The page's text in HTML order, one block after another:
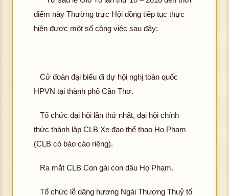
điểm này Thường trực Hội đồng tiếp tục thực
hiện được một số công việc sau đây:
Cử đoàn đại biểu đi dự hội nghị toàn quốc
HPVN tại thành phố Cần Thơ.
Tổ chức đại hội lần thứ nhất, đại hội chính
thức thành lập CLB Xe đạo thể thao Họ Phạm
(CLB có báo cáo riêng).
Ra mắt CLB Con gái con dâu Họ Phạm.
Tổ chức lễ dâng hương Ngài Thượng Thuỷ tổ